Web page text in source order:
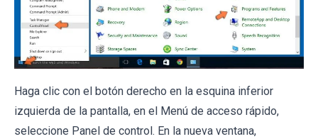
Haga clic con el botón derecho en la esquina inferior
izquierda de la pantalla, en el Menú de acceso rápido,
seleccione Panel de control. En la nueva ventana,